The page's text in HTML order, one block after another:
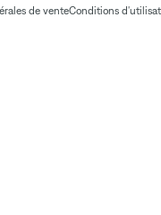
de venteConditions